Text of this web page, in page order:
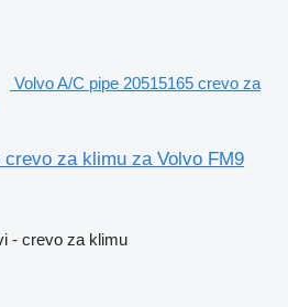
Volvo A/C pipe 20515165 crevo za
crevo za klimu za Volvo FM9
- crevo za klimu